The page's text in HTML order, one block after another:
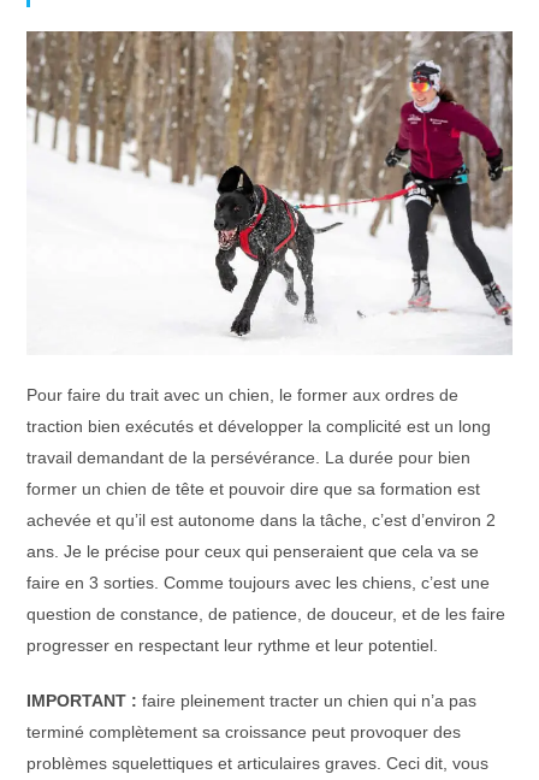
Pour faire du trait avec un chien, le former aux ordres de
traction bien exécutés et développer la complicité est un long
travail demandant de la persévérance. La durée pour bien
former un chien de tête et pouvoir dire que sa formation est
achevée et qu’il est autonome dans la tâche, c’est d’environ 2
ans. Je le précise pour ceux qui penseraient que cela va se
faire en 3 sorties. Comme toujours avec les chiens, c’est une
question de constance, de patience, de douceur, et de les faire
progresser en respectant leur rythme et leur potentiel.
IMPORTANT : faire pleinement tracter un chien qui n’a pas
terminé complètement sa croissance peut provoquer des
problèmes squelettiques et articulaires graves. Ceci dit, vous